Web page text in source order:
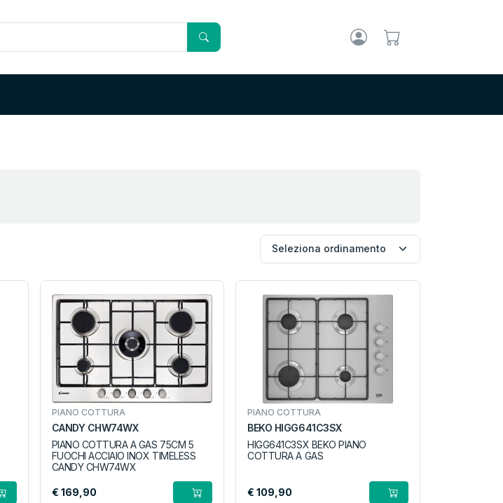
PIANO COTTURA
CANDY CHW74WX
PIANO COTTURA A GAS 75CM 5
FUOCHI ACCIAIO INOX TIMELESS
CANDY CHW74WX
€ 169,90
PIANO COTTURA
BEKO HIGG641C3SX
HIGG641C3SX BEKO PIANO
COTTURA A GAS
€ 109,90